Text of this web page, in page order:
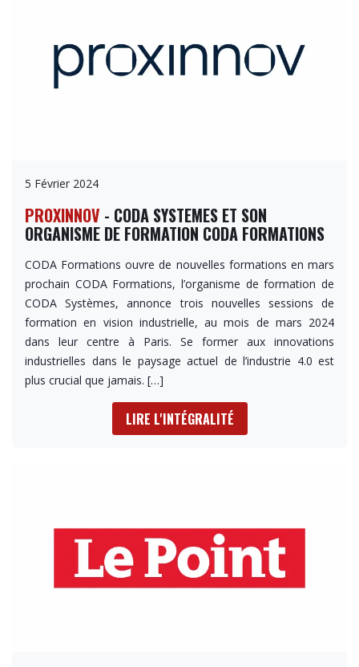
5 Février 2024
PROXINNOV - CODA SYSTEMES ET SON
ORGANISME DE FORMATION CODA FORMATIONS
CODA Formations ouvre de nouvelles formations en mars
prochain CODA Formations, l’organisme de formation de
CODA Systèmes, annonce trois nouvelles sessions de
formation en vision industrielle, au mois de mars 2024
dans leur centre à Paris. Se former aux innovations
industrielles dans le paysage actuel de l’industrie 4.0 est
plus crucial que jamais. […]
LIRE L'INTÉGRALITÉ